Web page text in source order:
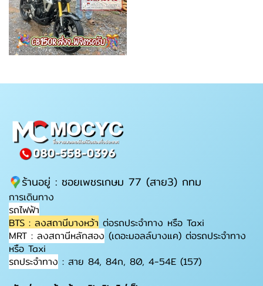
ร้านอยู่ : ซอยเพชรเกษม 77 (สาย3) กทม
การเดินทาง
รถไฟฟ้า
BTS : ลงสถานีบางหว้า ต่อรถประจำทาง หรือ Taxi
MRT : ลงสถานีหลักสอง (เดอะมอลล์บางแค) ต่อรถประจำทาง
หรือ Taxi
รถประจำทาง : สาย 84, 84ก, 80, 4-54E (157)